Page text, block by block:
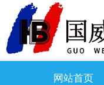
网站首页